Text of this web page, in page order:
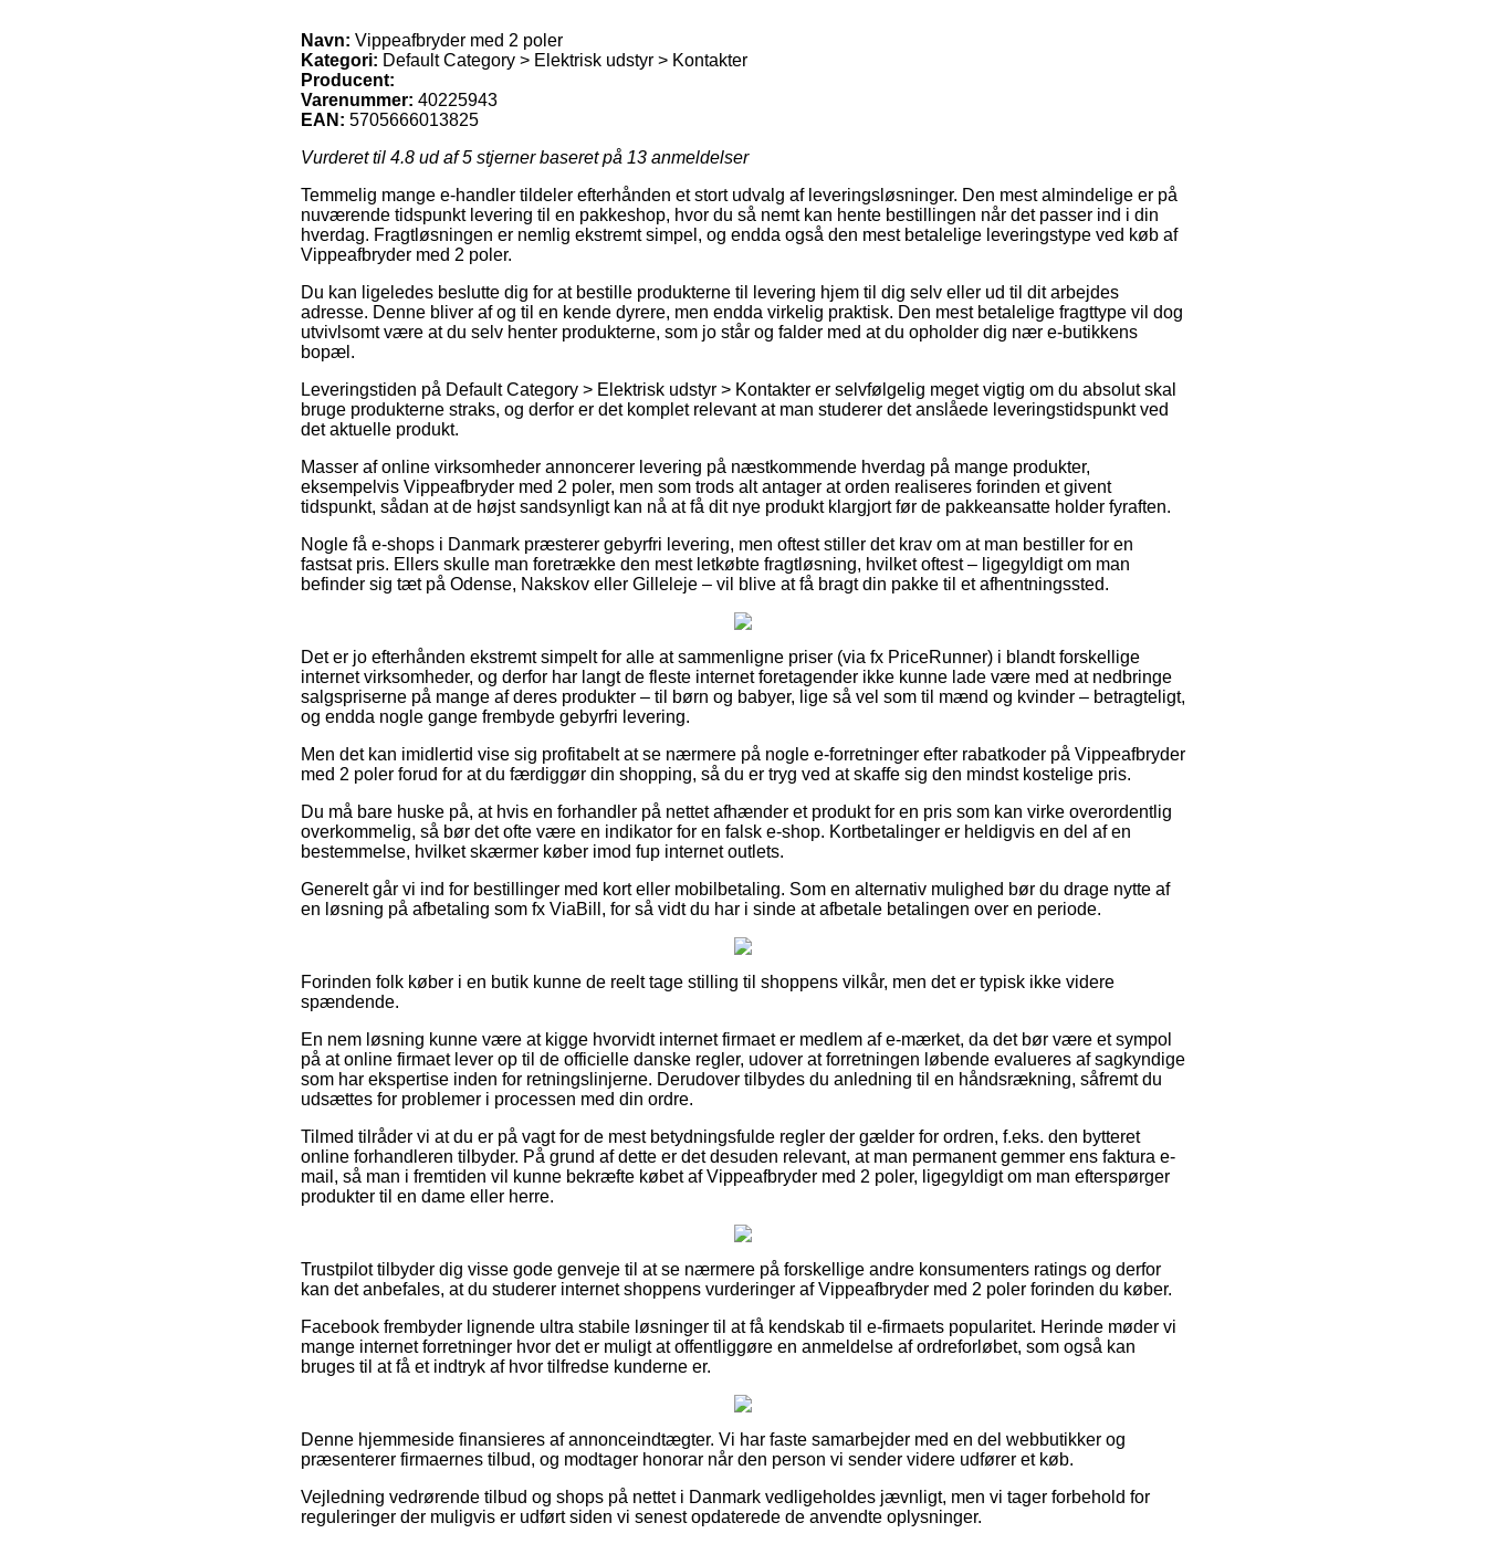
Navn: Vippeafbryder med 2 poler
Kategori: Default Category > Elektrisk udstyr > Kontakter
Producent:
Varenummer: 40225943
EAN: 5705666013825
Vurderet til 4.8 ud af 5 stjerner baseret på 13 anmeldelser
Temmelig mange e-handler tildeler efterhånden et stort udvalg af leveringsløsninger. Den mest almindelige er på
nuværende tidspunkt levering til en pakkeshop, hvor du så nemt kan hente bestillingen når det passer ind i din
hverdag. Fragtløsningen er nemlig ekstremt simpel, og endda også den mest betalelige leveringstype ved køb af
Vippeafbryder med 2 poler.
Du kan ligeledes beslutte dig for at bestille produkterne til levering hjem til dig selv eller ud til dit arbejdes
adresse. Denne bliver af og til en kende dyrere, men endda virkelig praktisk. Den mest betalelige fragttype vil dog
utvivlsomt være at du selv henter produkterne, som jo står og falder med at du opholder dig nær e-butikkens
bopæl.
Leveringstiden på Default Category > Elektrisk udstyr > Kontakter er selvfølgelig meget vigtig om du absolut skal
bruge produkterne straks, og derfor er det komplet relevant at man studerer det anslåede leveringstidspunkt ved
det aktuelle produkt.
Masser af online virksomheder annoncerer levering på næstkommende hverdag på mange produkter,
eksempelvis Vippeafbryder med 2 poler, men som trods alt antager at orden realiseres forinden et givent
tidspunkt, sådan at de højst sandsynligt kan nå at få dit nye produkt klargjort før de pakkeansatte holder fyraften.
Nogle få e-shops i Danmark præsterer gebyrfri levering, men oftest stiller det krav om at man bestiller for en
fastsat pris. Ellers skulle man foretrække den mest letkøbte fragtløsning, hvilket oftest – ligegyldigt om man
befinder sig tæt på Odense, Nakskov eller Gilleleje – vil blive at få bragt din pakke til et afhentningssted.
Det er jo efterhånden ekstremt simpelt for alle at sammenligne priser (via fx PriceRunner) i blandt forskellige
internet virksomheder, og derfor har langt de fleste internet foretagender ikke kunne lade være med at nedbringe
salgspriserne på mange af deres produkter – til børn og babyer, lige så vel som til mænd og kvinder – betragteligt,
og endda nogle gange frembyde gebyrfri levering.
Men det kan imidlertid vise sig profitabelt at se nærmere på nogle e-forretninger efter rabatkoder på Vippeafbryder
med 2 poler forud for at du færdiggør din shopping, så du er tryg ved at skaffe sig den mindst kostelige pris.
Du må bare huske på, at hvis en forhandler på nettet afhænder et produkt for en pris som kan virke overordentlig
overkommelig, så bør det ofte være en indikator for en falsk e-shop. Kortbetalinger er heldigvis en del af en
bestemmelse, hvilket skærmer køber imod fup internet outlets.
Generelt går vi ind for bestillinger med kort eller mobilbetaling. Som en alternativ mulighed bør du drage nytte af
en løsning på afbetaling som fx ViaBill, for så vidt du har i sinde at afbetale betalingen over en periode.
Forinden folk køber i en butik kunne de reelt tage stilling til shoppens vilkår, men det er typisk ikke videre
spændende.
En nem løsning kunne være at kigge hvorvidt internet firmaet er medlem af e-mærket, da det bør være et sympol
på at online firmaet lever op til de officielle danske regler, udover at forretningen løbende evalueres af sagkyndige
som har ekspertise inden for retningslinjerne. Derudover tilbydes du anledning til en håndsrækning, såfremt du
udsættes for problemer i processen med din ordre.
Tilmed tilråder vi at du er på vagt for de mest betydningsfulde regler der gælder for ordren, f.eks. den bytteret
online forhandleren tilbyder. På grund af dette er det desuden relevant, at man permanent gemmer ens faktura e-
mail, så man i fremtiden vil kunne bekræfte købet af Vippeafbryder med 2 poler, ligegyldigt om man efterspørger
produkter til en dame eller herre.
Trustpilot tilbyder dig visse gode genveje til at se nærmere på forskellige andre konsumenters ratings og derfor
kan det anbefales, at du studerer internet shoppens vurderinger af Vippeafbryder med 2 poler forinden du køber.
Facebook frembyder lignende ultra stabile løsninger til at få kendskab til e-firmaets popularitet. Herinde møder vi
mange internet forretninger hvor det er muligt at offentliggøre en anmeldelse af ordreforløbet, som også kan
bruges til at få et indtryk af hvor tilfredse kunderne er.
Denne hjemmeside finansieres af annonceindtægter. Vi har faste samarbejder med en del webbutikker og
præsenterer firmaernes tilbud, og modtager honorar når den person vi sender videre udfører et køb.
Vejledning vedrørende tilbud og shops på nettet i Danmark vedligeholdes jævnligt, men vi tager forbehold for
reguleringer der muligvis er udført siden vi senest opdaterede de anvendte oplysninger.